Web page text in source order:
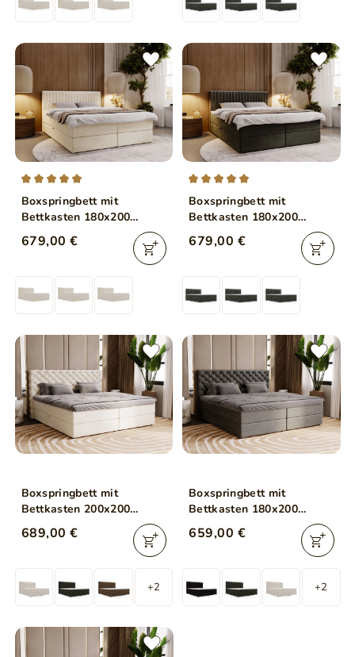
Boxspringbett mit
Bettkasten 180x200
Marbella Beige
679,00 €
Boxspringbett mit
Bettkasten 180x200
Marbella Dunkelgrau
679,00 €
Boxspringbett mit
Bettkasten 200x200
Bergamo Beige
689,00 €
+2
Boxspringbett mit
Bettkasten 180x200
Bergamo Dunkelgrau
659,00 €
+2